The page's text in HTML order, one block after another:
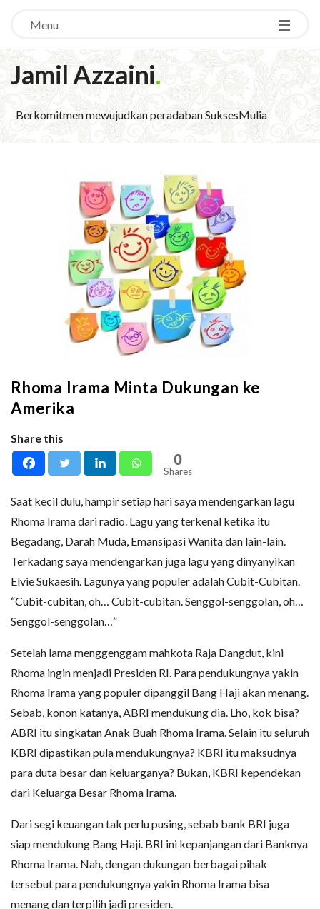
Menu
Jamil Azzaini.
Berkomitmen mewujudkan peradaban SuksesMulia
Rhoma Irama Minta Dukungan ke
Amerika
Share this
0
Shares
Saat kecil dulu, hampir setiap hari saya mendengarkan lagu
Rhoma Irama dari radio. Lagu yang terkenal ketika itu
Begadang, Darah Muda, Emansipasi Wanita dan lain-lain.
Terkadang saya mendengarkan juga lagu yang dinyanyikan
Elvie Sukaesih. Lagunya yang populer adalah Cubit-Cubitan.
“Cubit-cubitan, oh… Cubit-cubitan. Senggol-senggolan, oh…
Senggol-senggolan…”
Setelah lama menggenggam mahkota Raja Dangdut, kini
Rhoma ingin menjadi Presiden RI. Para pendukungnya yakin
Rhoma Irama yang populer dipanggil Bang Haji akan menang.
Sebab, konon katanya, ABRI mendukung dia. Lho, kok bisa?
ABRI itu singkatan Anak Buah Rhoma Irama. Selain itu seluruh
KBRI dipastikan pula mendukungnya? KBRI itu maksudnya
para duta besar dan keluarganya? Bukan, KBRI kependekan
dari Keluarga Besar Rhoma Irama.
Dari segi keuangan tak perlu pusing, sebab bank BRI juga
siap mendukung Bang Haji. BRI ini kepanjangan dari Banknya
Rhoma Irama. Nah, dengan dukungan berbagai pihak
tersebut para pendukungnya yakin Rhoma Irama bisa
menang dan terpilih jadi presiden.